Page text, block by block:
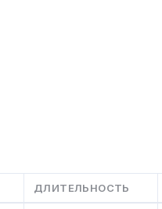
ДЛИТЕЛЬНОСТЬ